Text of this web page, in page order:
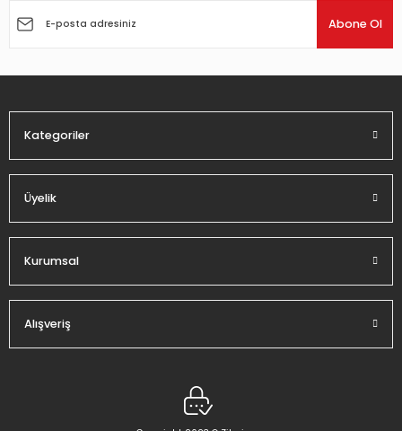
Ürün açıklamasında eksik bilgiler bulunuyor.
Abone Ol
Kategoriler
Üyelik
Kurumsal
Alışveriş